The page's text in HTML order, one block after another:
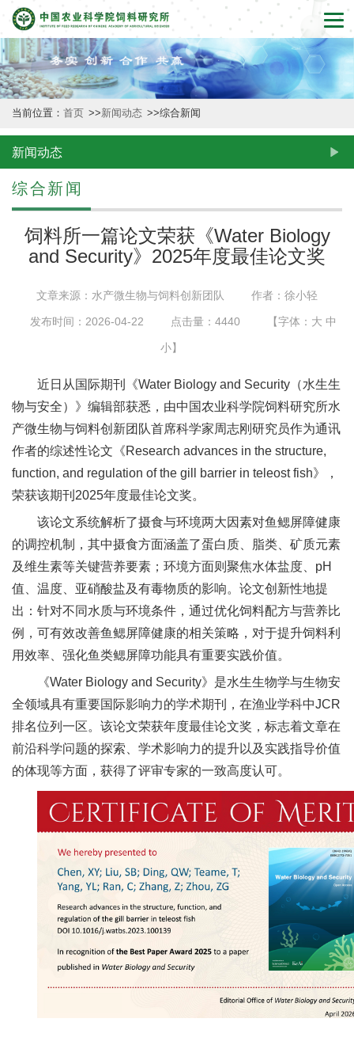
首
页
本
所
概
况
新
团
队
科
技
台
成
果
转
人
才
当前位置： 首页 >>新闻动态 >>综合新闻
新闻动态
综合新闻
饲料所一篇论文荣获《Water Biology
and Security》2025年度最佳论文奖
文章来源：水产微生物与饲料创新团队 作者：徐小轻
发布时间：2026-04-22 点击量： 4440 【字体： 大 中
小】
近日从国际期刊《Water Biology and Security（水生生
物与安全）》编辑部获悉，由中国农业科学院饲料研究所水
产微生物与饲料创新团队首席科学家周志刚研究员作为通讯
作者的综述性论文《Research advances in the structure,
function, and regulation of the gill barrier in teleost fish》，
荣获该期刊2025年度最佳论文奖。
该论文系统解析了摄食与环境两大因素对鱼鳃屏障健康
的调控机制，其中摄食方面涵盖了蛋白质、脂类、矿质元素
及维生素等关键营养要素；环境方面则聚焦水体盐度、pH
值、温度、亚硝酸盐及有毒物质的影响。论文创新性地提
出：针对不同水质与环境条件，通过优化饲料配方与营养比
例，可有效改善鱼鳃屏障健康的相关策略，对于提升饲料利
用效率、强化鱼类鳃屏障功能具有重要实践价值。
《Water Biology and Security》是水生生物学与生物安
全领域具有重要国际影响力的学术期刊，在渔业学科中JCR
排名位列一区。该论文荣获年度最佳论文奖，标志着文章在
前沿科学问题的探索、学术影响力的提升以及实践指导价值
的体现等方面，获得了评审专家的一致高度认可。